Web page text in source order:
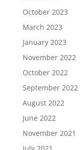
October 2023
March 2023
January 2023
November 2022
October 2022
September 2022
August 2022
June 2022
November 2021